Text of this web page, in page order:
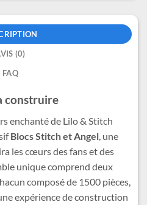
(0)
FAQ
construire
enchanté de Lilo & Stitch
Blocs Stitch et Angel, une
les cœurs des fans et des
unique comprend deux
composé de 1500 pièces,
expérience de construction